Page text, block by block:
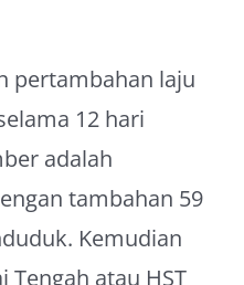
pertambahan laju
12 hari
adalah
tambahan 59
Kemudian
Tengah atau HST